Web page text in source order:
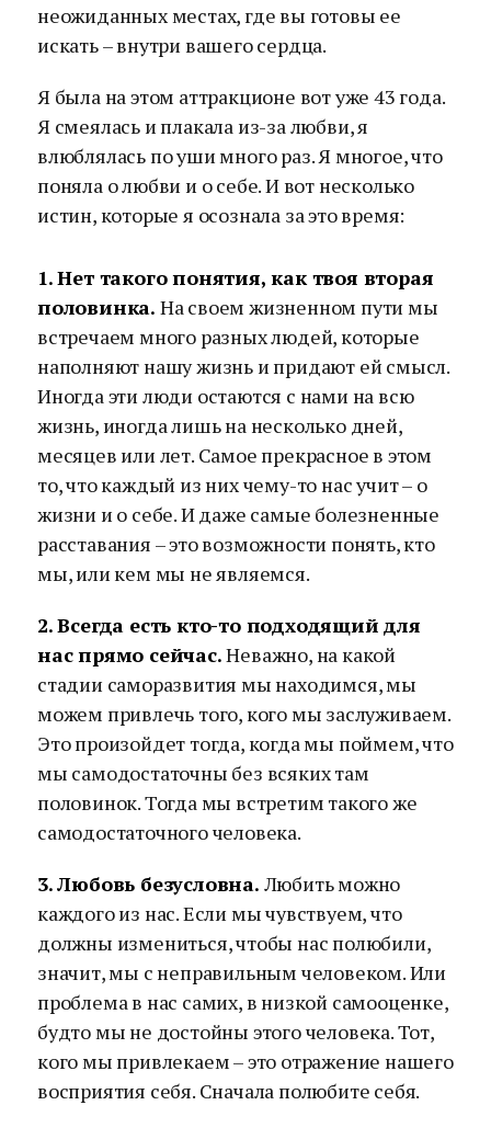
неожиданных местах, где вы готовы ее
искать – внутри вашего сердца.
Я была на этом аттракционе вот уже 43 года.
Я смеялась и плакала из-за любви, я
влюблялась по уши много раз. Я многое, что
поняла о любви и о себе. И вот несколько
истин, которые я осознала за это время:
1. Нет такого понятия, как твоя вторая
половинка. На своем жизненном пути мы
встречаем много разных людей, которые
наполняют нашу жизнь и придают ей смысл.
Иногда эти люди остаются с нами на всю
жизнь, иногда лишь на несколько дней,
месяцев или лет. Самое прекрасное в этом
то, что каждый из них чему-то нас учит – о
жизни и о себе. И даже самые болезненные
расставания – это возможности понять, кто
мы, или кем мы не являемся.
2. Всегда есть кто-то подходящий для
нас прямо сейчас.Неважно, на какой
стадии саморазвития мы находимся, мы
можем привлечь того, кого мы заслуживаем.
Это произойдет тогда, когда мы поймем, что
мы самодостаточны без всяких там
половинок. Тогда мы встретим такого же
самодостаточного человека.
3. Любовь безусловна. Любить можно
каждого из нас. Если мы чувствуем, что
должны измениться, чтобы нас полюбили,
значит, мы с неправильным человеком. Или
проблема в нас самих, в низкой самооценке,
будто мы не достойны этого человека. Тот,
кого мы привлекаем – это отражение нашего
восприятия себя. Сначала полюбите себя.